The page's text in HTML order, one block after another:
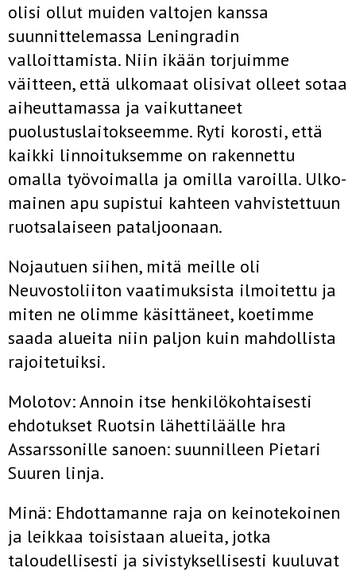
olisi ollut muiden valtojen kanssa
suunnittelemassa Leningradin
valloittamista. Niin ikään torjuimme
väitteen, että ulkomaat olisivat olleet sotaa
aiheuttamassa ja vaikuttaneet
puolustuslaitokseemme. Ryti korosti, että
kaikki linnoituksemme on rakennettu
omalla työvoimalla ja omilla varoilla. Ulko­
mainen apu supistui kahteen vahvistettuun
ruotsalaiseen pataljoonaan.
Nojautuen siihen, mitä meille oli
Neuvostoliiton vaatimuksista ilmoitettu ja
miten ne olimme käsittäneet, koetimme
saada alueita niin pal­jon kuin mahdollista
rajoitetuiksi.
Molotov: Annoin itse henkilökohtaisesti
ehdotukset Ruotsin lähetti­läälle hra
Assarssonille sanoen: suunnilleen Pietari
Suuren linja.
Minä: Ehdottamanne raja on keinotekoinen
ja leikkaa toisistaan alueita, jotka
taloudellisesti ja sivistyksellisesti kuuluvat